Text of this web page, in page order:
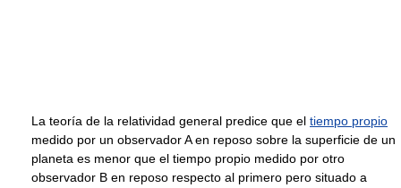
La teoría de la relatividad general predice que el tiempo propio
medido por un observador A en reposo sobre la superficie de un
planeta es menor que el tiempo propio medido por otro
observador B en reposo respecto al primero pero situado a